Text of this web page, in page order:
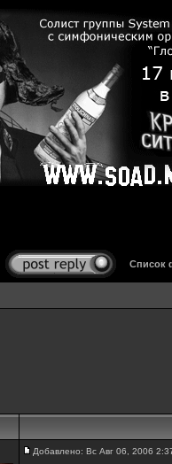
Список
Добавлено: Вс Авг 06, 2006